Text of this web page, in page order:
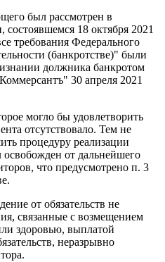
был рассмотрен в
18 октября 2021
требования Федерального
(банкротстве)" были
должника банкротом
30 апреля 2021
могло бы удовлетворить
отсутствовало. Тем не
процедуру реализации
от дальнейшего
что предусмотрено п. 3
от обязательств не
связанные с возмещением
здоровью, выплатой
неразрывно